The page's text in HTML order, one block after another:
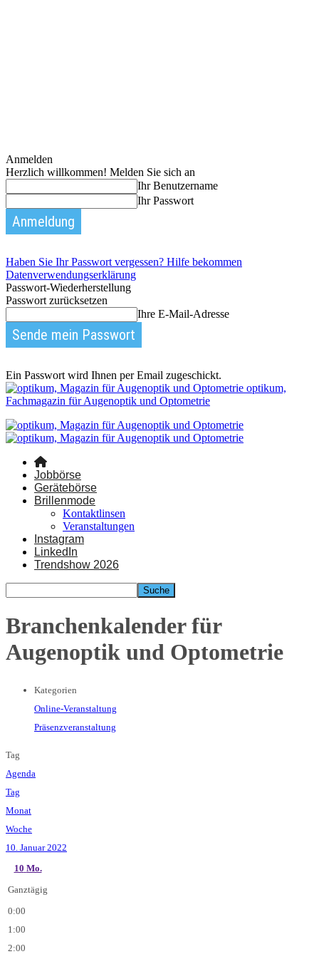
Anmelden
Herzlich willkommen! Melden Sie sich an
Ihr Benutzername
Ihr Passwort
Haben Sie Ihr Passwort vergessen? Hilfe bekommen
Datenverwendungserklärung
Passwort-Wiederherstellung
Passwort zurücksetzen
Ihre E-Mail-Adresse
Ein Passwort wird Ihnen per Email zugeschickt.
optikum,
Fachmagazin für Augenoptik und Optometrie
Jobbörse
Gerätebörse
Brillenmode
Kontaktlinsen
Veranstaltungen
Instagram
LinkedIn
Trendshow 2026
Branchenkalender für
Augenoptik und Optometrie
Kategorien
Online-Veranstaltung
Präsenzveranstaltung
Tag
Agenda
Tag
Monat
Woche
10. Januar 2022
10 Mo.
Ganztägig
0:00
1:00
2:00